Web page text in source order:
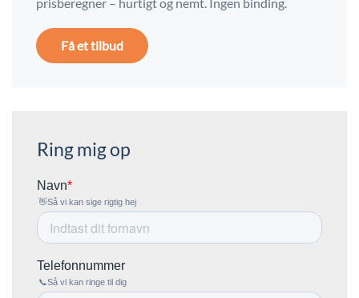
Få et tilbud
Ring mig op